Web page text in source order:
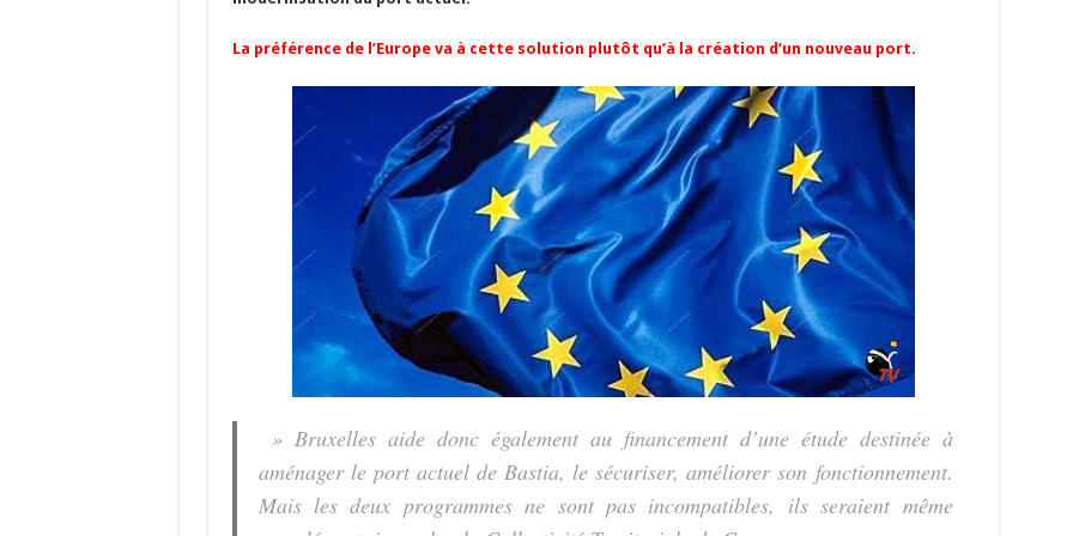
o
o
a
m
c
h
at
Li
n
k
o
n
t
p
p
r
t
er
La préférence de l’Europe va à cette solution plutôt qu’à la création d’un nouveau port.
» Bruxelles aide donc également au financement d’une étude destinée à
aménager le port actuel de Bastia, le sécuriser, améliorer son fonctionnement.
Mais les deux programmes ne sont pas incompatibles, ils seraient même